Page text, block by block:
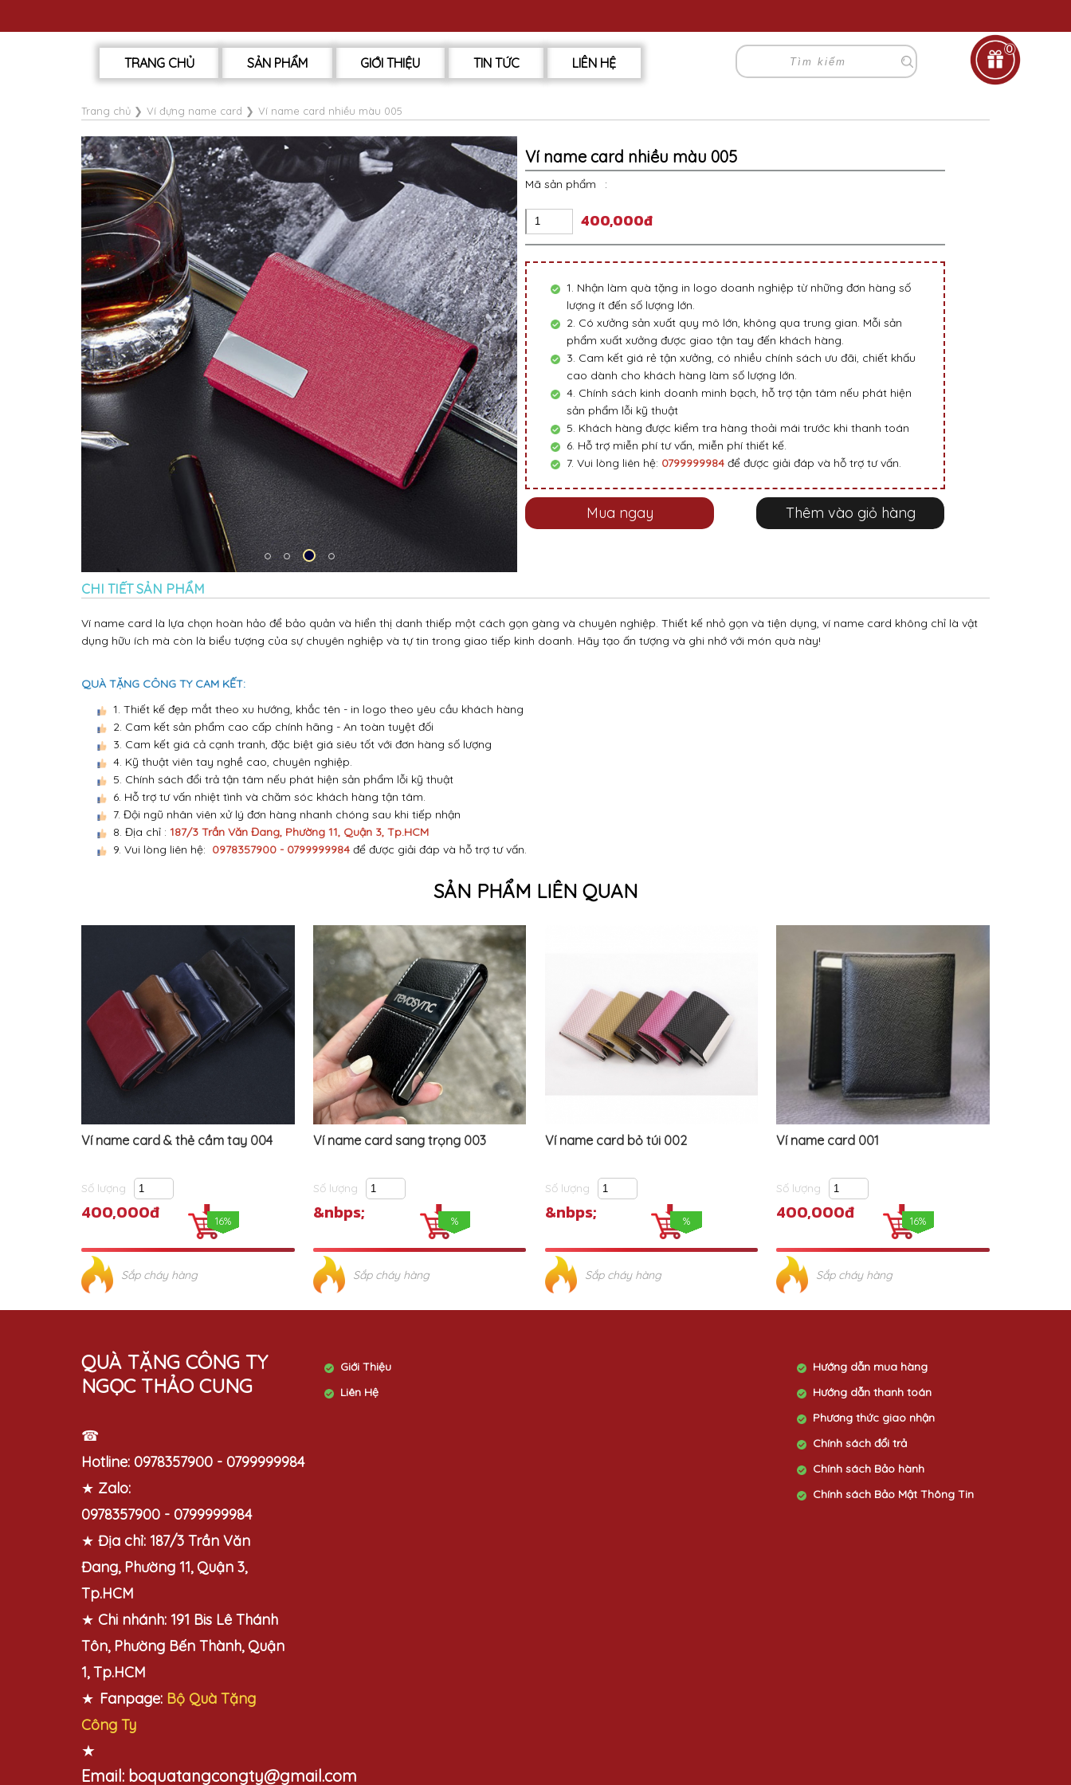
TRANG CHỦ SẢN PHẨM GIỚI THIỆU TIN TỨC LIÊN HỆ
0
Trang chủ ❯ Ví đựng name card ❯ Ví name card nhiều màu 005
Ví name card nhiều màu 005
Mã sản phẩm :
400,000đ
1. Nhận làm quà tặng in logo doanh nghiệp từ những đơn hàng số
lượng ít đến số lượng lớn.
2. Có xưởng sản xuất quy mô lớn, không qua trung gian. Mỗi sản
phẩm xuất xưởng được giao tận tay đến khách hàng.
3. Cam kết giá rẻ tận xưởng, có nhiều chính sách ưu đãi, chiết khấu
cao dành cho khách hàng làm số lượng lớn.
4. Chính sách kinh doanh minh bạch, hỗ trợ tận tâm nếu phát hiện
sản phẩm lỗi kỹ thuật
5. Khách hàng được kiểm tra hàng thoải mái trước khi thanh toán
6. Hỗ trợ miễn phí tư vấn, miễn phí thiết kế.
7. Vui lòng liên hệ: 0799999984để được giải đáp và hỗ trợ tư vấn.
Thêm vào giỏ hàng
Mua ngay
CHI TIẾT SẢN PHẨM
Ví name card là lựa chọn hoàn hảo để bảo quản và hiển thị danh thiếp một cách gọn gàng và chuyên nghiệp. Thiết kế nhỏ gọn và tiện dụng, ví name card không chỉ là vật
dụng hữu ích mà còn là biểu tượng của sự chuyên nghiệp và tự tin trong giao tiếp kinh doanh. Hãy tạo ấn tượng và ghi nhớ với món quà này!
QUÀ TẶNG CÔNG TY CAM KẾT:
1. Thiết kế đẹp mắt theo xu hướng, khắc tên - in logo theo yêu cầu khách hàng
2. Cam kết sản phẩm cao cấp chính hãng - An toàn tuyệt đối
3. Cam kết giá cả cạnh tranh, đặc biệt giá siêu tốt với đơn hàng số lượng
4. Kỹ thuật viên tay nghề cao, chuyên nghiệp.
5. Chính sách đổi trả tận tâm nếu phát hiện sản phẩm lỗi kỹ thuật
6. Hỗ trợ tư vấn nhiệt tình và chăm sóc khách hàng tận tâm.
7. Đội ngũ nhân viên xử lý đơn hàng nhanh chóng sau khi tiếp nhận
8. Địa chỉ : 187/3 Trần Văn Đang, Phường 11, Quận 3, Tp.HCM
9. Vui lòng liên hệ: 0978357900 - 0799999984 để được giải đáp và hỗ trợ tư vấn.
SẢN PHẨM LIÊN QUAN
Ví name card & thẻ cầm tay 004
Số lượng
400,000đ 16%
Sắp cháy hàng
Ví name card sang trọng 003
Số lượng
&nbps; %
Sắp cháy hàng
Ví name card bỏ túi 002
Số lượng
&nbps; %
Sắp cháy hàng
Ví name card 001
Số lượng
400,000đ 16%
Sắp cháy hàng
QUÀ TẶNG CÔNG TY
NGỌC THẢO CUNG
☎
Hotline: 0978357900 - 0799999984
★ Zalo:
0978357900 - 0799999984
★ Địa chỉ: 187/3 Trần Văn
Đang, Phường 11, Quận 3,
Tp.HCM
★ Chi nhánh: 191 Bis Lê Thánh
Tôn, Phường Bến Thành, Quận
1, Tp.HCM
★ Fanpage: Bộ Quà Tặng
Công Ty
★
Email: boquatangcongty@gmail.com
Giới Thiệu
Liên Hệ
Hướng dẫn mua hàng
Hướng dẫn thanh toán
Phương thức giao nhận
Chính sách đổi trả
Chính sách Bảo hành
Chính sách Bảo Mật Thông Tin